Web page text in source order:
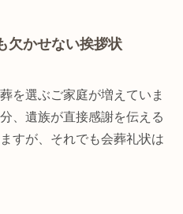
欠かせない挨拶状
を選ぶご家庭が増えていま
、遺族が直接感謝を伝える
すが、それでも会葬礼状は